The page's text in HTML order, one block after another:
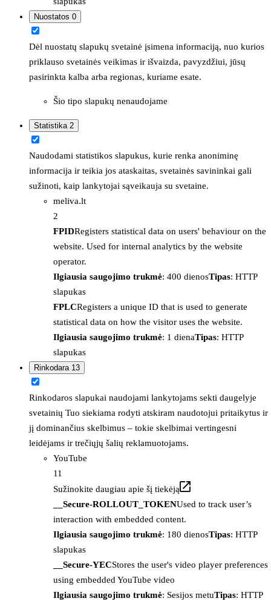
Nuostatos 0
Dėl nuostatų slapukų svetainė įsimena informaciją, nuo kurios
priklauso svetainės veikimas ir išvaizda, pavyzdžiui, jūsų
pasirinkta kalba arba regionas, kuriame esate.
Šio tipo slapukų nenaudojame
Statistika 2
Naudodami statistikos slapukus, kurie renka anoniminę
informacija ir teikia jos ataskaitas, svetainės savininkai gali
sužinoti, kaip lankytojai sąveikauja su svetaine.
meliva.lt
2
FPIDRegisters statistical data on users' behaviour on the
website. Used for internal analytics by the website
operator.
Ilgiausia saugojimo trukmė: 400 dienosTipas: HTTP
slapukas
FPLCRegisters a unique ID that is used to generate
statistical data on how the visitor uses the website.
Ilgiausia saugojimo trukmė: 1 dienaTipas: HTTP
slapukas
Rinkodara 13
Rinkodaros slapukai naudojami lankytojams sekti daugelyje
svetainių Tuo siekiama rodyti atskiram naudotojui pritaikytus ir
jį dominančius skelbimus – tokie skelbimai vertingesni
leidėjams ir trečiųjų šalių reklamuotojams.
YouTube
11
Sužinokite daugiau apie šį tiekėją
__Secure-ROLLOUT_TOKENUsed to track user’s
interaction with embedded content.
Ilgiausia saugojimo trukmė: 180 dienosTipas: HTTP
slapukas
__Secure-YECStores the user's video player preferences
using embedded YouTube video
Ilgiausia saugojimo trukmė: Sesijos metuTipas: HTTP